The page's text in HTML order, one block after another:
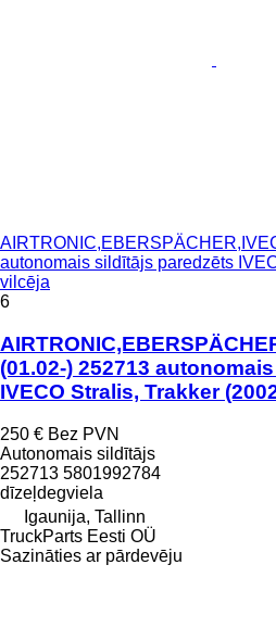
autonomais sildītājs paredzēts
vilcēja
6
(01.02-) 252713
IVECO Stralis, Trakker
250 € Bez PVN
Autonomais sildītājs
252713 5801992784
dīzeļdegviela
Igaunija, Tallinn
TruckParts Eesti OÜ
Sazināties ar pārdevēju